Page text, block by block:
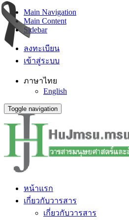
Main Navigation
Main Content
Sidebar
ลงทะเบียน
เข้าสู่ระบบ
ภาษาไทย
English
Toggle navigation
หน้าแรก
เกี่ยวกับวารสาร
เกี่ยวกับวารสาร